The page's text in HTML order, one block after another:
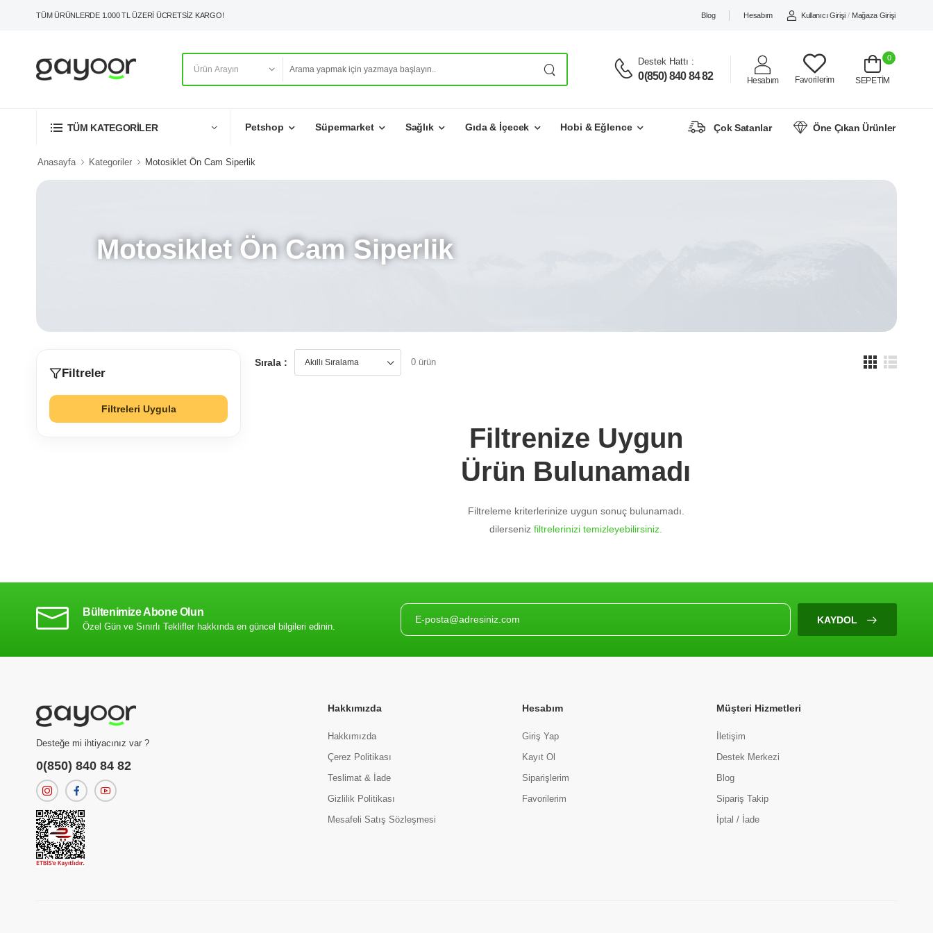
TÜM ÜRÜNLERDE 1.000 TL ÜZERİ ÜCRETSİZ KARGO! Blog Hesabım Kullanıcı Girişi / Mağaza Girişi
Destek Hattı :
0(850) 840 84 82 Hesabım Favorilerim
0
SEPETİM
TÜM KATEGORİLER Petshop Süpermarket Sağlık Gıda & İçecek Hobi & Eğlence Çok Satanlar Öne Çıkan Ürünler
Anasayfa Kategoriler Motosiklet Ön Cam Siperlik
Motosiklet Ön Cam Siperlik
Filtreler
Filtreleri Uygula
Sırala : 0 ürün
Filtrenize Uygun
Ürün Bulunamadı
Filtreleme kriterlerinize uygun sonuç bulunamadı.
dilerseniz filtrelerinizi temizleyebilirsiniz.
Bültenimize Abone Olun
Özel Gün ve Sınırlı Teklifler hakkında en güncel bilgileri edinin.
KAYDOL
Desteğe mi ihtiyacınız var ?
0(850) 840 84 82
Hakkımızda
Hakkımızda
Çerez Politikası
Teslimat & İade
Gizlilik Politikası
Mesafeli Satış Sözleşmesi
Hesabım
Giriş Yap
Kayıt Ol
Siparişlerim
Favorilerim
Müşteri Hizmetleri
İletişim
Destek Merkezi
Blog
Sipariş Takip
İptal / İade